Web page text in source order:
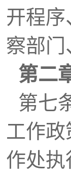
开程
察部
第二
第七
工作
作处